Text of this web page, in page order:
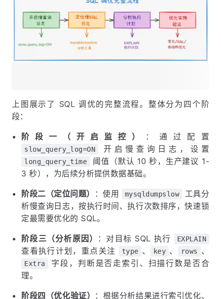
上图展示了 SQL 调优的完整流程。整体分为四个阶
段：
阶段一（开启监控） ：通过配置
slow_query_log=ON 开启慢查询日志，设置
long_query_time
阈值（默认 10 秒，生产建议 1-
3 秒），为后续分析提供数据基础。
阶段二（定位问题） ：使用 mysqldumpslow
工具分
析慢查询日志，按执行时间、执行次数排序，快速锁
定最需要优化的 SQL。
阶段三（分析原因） ：对目标 SQL 执行 EXPLAIN
查看执行计划，重点关注 type 、 key 、 rows 、
Extra
字段，判断是否走索引、扫描行数是否合
理。
阶段四（优化验证）
：根据分析结果进行索引优化、